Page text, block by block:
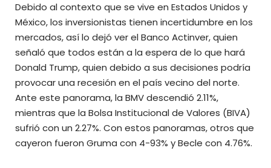
Debido alcontexto que se vive en Estados Unidos y
México, los inversionistas tienen incertidumbre en los
mercados, así lo dejó ver el Banco Actinver, quien
señaló que todos están a la espera de lo que hará
Donald Trump, quien debido a sus decisiones podría
provocar una recesión en el país vecino del norte.
Ante este panorama, la BMV descendió 2.11%,
mientras que la Bolsa Institucional de Valores (BIVA)
sufrió con un 2.27%. Con estos panoramas, otros que
cayeron fueron Gruma con 4-93% y Becle con 4.76%.